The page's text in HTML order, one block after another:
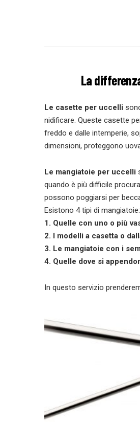
La
Le casette per uccelli
nidificare. Queste casette
freddo e dalle intemperie,
dimensioni, proteggono
Le mangiatoie per uccelli
quando è più difficile
possono poggiarsi per
Esistono 4 tipi di mangiatoie:
1. Quelle con uno o più
2. I modelli a casetta o
3. Le mangiatoie con i
4. Quelle dove si
In questo servizio